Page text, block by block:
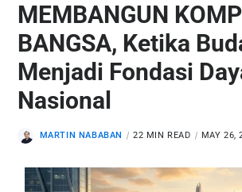
MEMBANGUN
BANGSA, Ketika
Menjadi Fondasi
Nasional
MARTIN NABABAN 22 MIN READ MAY 26,